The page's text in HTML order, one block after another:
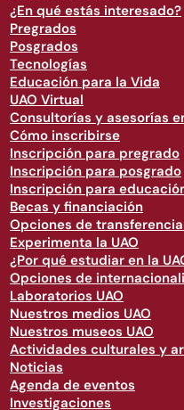
¿En qué estás interesado?
Pregrados
Posgrados
Tecnologías
Educación para la Vida
UAO Virtual
Consultorías y asesorías
Cómo inscribirse
Inscripción para pregrado
Inscripción para posgrado
Inscripción para
Becas y financiación
Opciones de
Experimenta la UAO
¿Por qué estudiar en la
Opciones de
Laboratorios UAO
Nuestros medios UAO
Nuestros museos UAO
Actividades culturales y
Noticias
Agenda de eventos
Investigaciones